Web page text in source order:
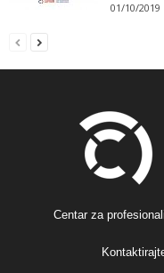
01/10/2019
Centar za